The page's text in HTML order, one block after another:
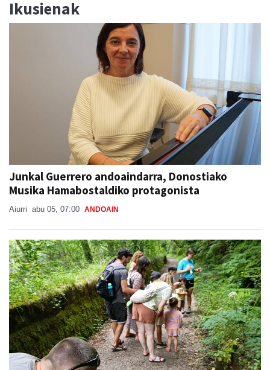
Ikusienak
Junkal Guerrero andoaindarra, Donostiako
Musika Hamabostaldiko protagonista
Aiurri abu 05, 07:00 ANDOAIN